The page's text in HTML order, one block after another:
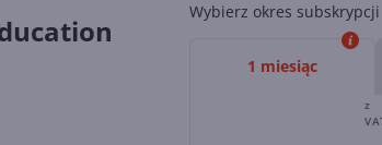
Wybierz okres subskrypcji
1 miesiąc